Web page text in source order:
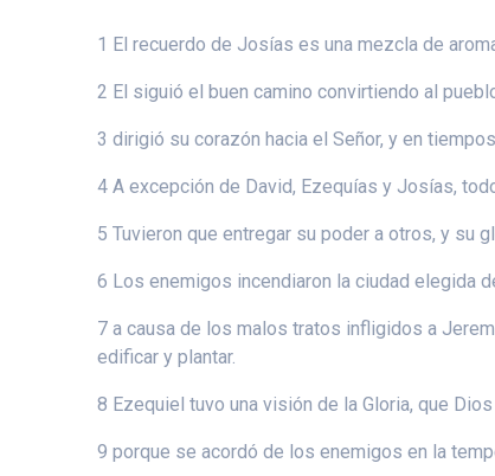
1 El recuerdo de Josías es una mezcla de
2 El siguió el buen camino convirtiendo al
3 dirigió su corazón hacia el Señor, y en
4 A excepción de David, Ezequías y Josías,
5 Tuvieron que entregar su poder a otros, y su
6 Los enemigos incendiaron la ciudad elegida
7 a causa de los malos tratos infligidos a
edificar y plantar.
8 Ezequiel tuvo una visión de la Gloria, que
9 porque se acordó de los enemigos en la